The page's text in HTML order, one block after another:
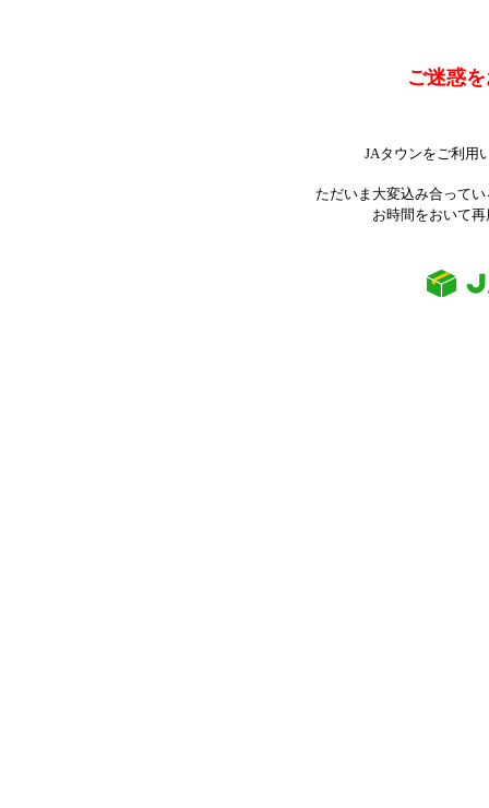
ご迷惑
JAタウンをご利用
ただいま大変込み合って
お時間をおいて